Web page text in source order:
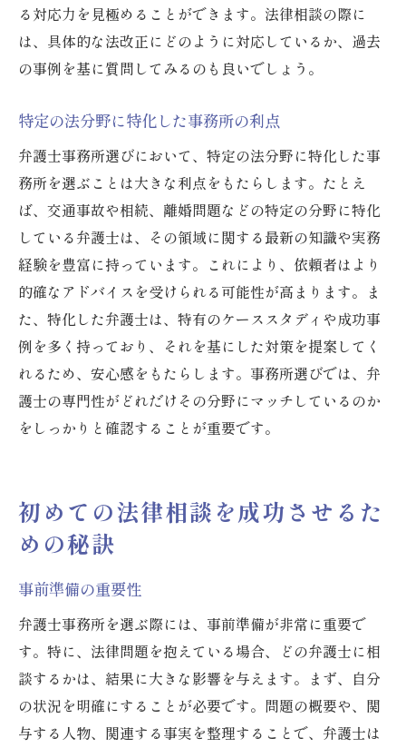
る対応力を見極めることができます。法律相談の際に
は、具体的な法改正にどのように対応しているか、過去
の事例を基に質問してみるのも良いでしょう。
特定の法分野に特化した事務所の利点
弁護士事務所選びにおいて、特定の法分野に特化した事
務所を選ぶことは大きな利点をもたらします。たとえ
ば、交通事故や相続、離婚問題などの特定の分野に特化
している弁護士は、その領域に関する最新の知識や実務
経験を豊富に持っています。これにより、依頼者はより
的確なアドバイスを受けられる可能性が高まります。ま
た、特化した弁護士は、特有のケーススタディや成功事
例を多く持っており、それを基にした対策を提案してく
れるため、安心感をもたらします。事務所選びでは、弁
護士の専門性がどれだけその分野にマッチしているのか
をしっかりと確認することが重要です。
初めての法律相談を成功させるた
めの秘訣
事前準備の重要性
弁護士事務所を選ぶ際には、事前準備が非常に重要で
す。特に、法律問題を抱えている場合、どの弁護士に相
談するかは、結果に大きな影響を与えます。まず、自分
の状況を明確にすることが必要です。問題の概要や、関
与する人物、関連する事実を整理することで、弁護士は